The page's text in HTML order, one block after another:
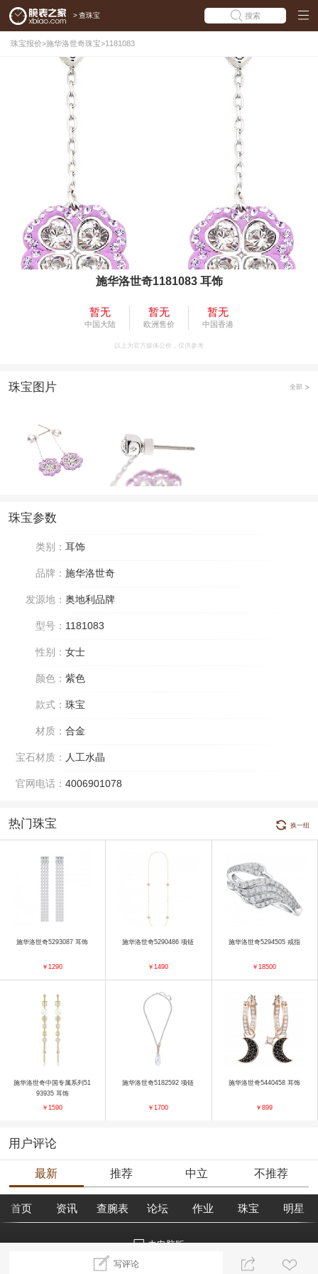
> 查珠宝 搜索
珠宝报价>施华洛世奇珠宝>1181083
施华洛世奇1181083 耳饰
暂无
中国大陆
暂无
欧洲售价
暂无
中国香港
以上为官方媒体公价，仅供参考
珠宝图片 全部
珠宝参数
类别： 耳饰
品牌： 施华洛世奇
发源地： 奥地利品牌
型号： 1181083
性别： 女士
颜色： 紫色
款式： 珠宝
材质： 合金
宝石材质： 人工水晶
官网电话： 4006901078
热门珠宝 换一组
施华洛世奇5293087 耳饰
￥1290
施华洛世奇5290486 项链
￥1490
施华洛世奇5294505 戒指
￥18500
施华洛世奇中国专属系列51
93935 耳饰
￥1590
施华洛世奇5182592 项链
￥1700
施华洛世奇5440458 耳饰
￥899
用户评论
最新 推荐 中立 不推荐
写评论
首页 资讯 查腕表 论坛 作业 珠宝 明星
去电脑版
©2018腕表之家 m.xbiao.com